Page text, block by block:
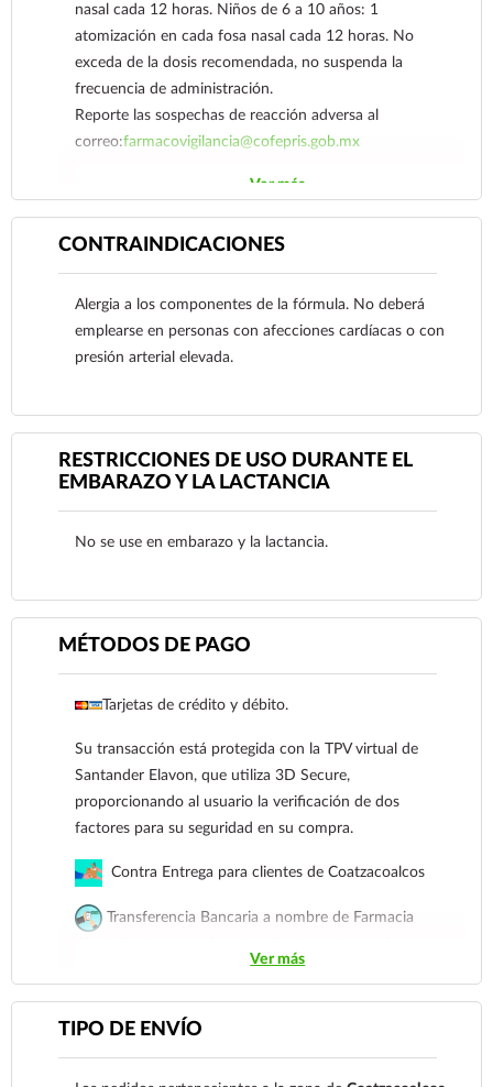
nasal cada 12 horas. Niños de 6 a 10 años: 1
atomización en cada fosa nasal cada 12 horas. No
exceda de la dosis recomendada, no suspenda la
frecuencia de administración.
Reporte las sospechas de reacción adversa al
correo:farmacovigilancia@cofepris.gob.mx
Ver más
CONTRAINDICACIONES
Alergia a los componentes de la fórmula. No deberá
emplearse en personas con afecciones cardíacas o con
presión arterial elevada.
RESTRICCIONES DE USO DURANTE EL
EMBARAZO Y LA LACTANCIA
No se use en embarazo y la lactancia.
Ver más
MÉTODOS DE PAGO
Tarjetas de crédito y débito.
Su transacción está protegida con la TPV virtual de
Santander Elavon, que utiliza 3D Secure,
proporcionando al usuario la verificación de dos
factores para su seguridad en su compra.
Contra Entrega para clientes de Coatzacoalcos
Transferencia Bancaria a nombre de Farmacia
cuenta: Clave: 014854655008143954
Para esta forma de pago el cliente deberá enviar su
comprobante de pago a al siguiente correo
Ver más
TIPO DE ENVÍO